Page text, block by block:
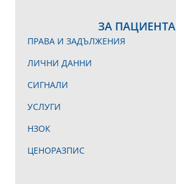
ЗА ПАЦИЕНТА
ПРАВА И ЗАДЪЛЖЕНИЯ
ЛИЧНИ ДАННИ
СИГНАЛИ
УСЛУГИ
НЗОК
ЦЕНОРАЗПИС